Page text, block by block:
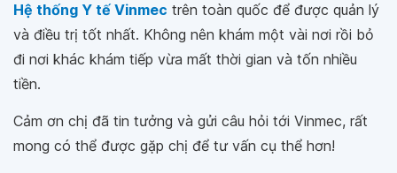
Hệ thống Y tế Vinmec trên toàn quốc để được quản lý
và điều trị tốt nhất. Không nên khám một vài nơi rồi bỏ
đi nơi khác khám tiếp vừa mất thời gian và tốn nhiều
tiền.
Cảm ơn chị đã tin tưởng và gửi câu hỏi tới Vinmec, rất
mong có thể được gặp chị để tư vấn cụ thể hơn!